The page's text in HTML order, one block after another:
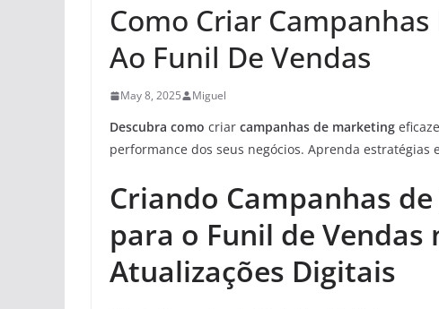
Como Criar
Ao Funil De Vendas
May 8, 2025 Miguel
Descubra como criar campanhas de marketing
performance dos seus negócios. Aprenda estratégias
Criando Campanhas
para o Funil de
Atualizações Digitais